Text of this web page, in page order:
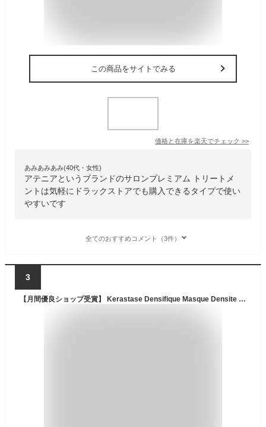
この商品をサイトでみる
価格と在庫を楽天でチェック >>
あみあみあみ(40代・女性)
アテニアというブランドのサロンプレミアム トリートメ
ントは気軽にドラックストアでも購入できるタイプで使い
やすいです
全てのおすすめコメント（3件）
3
【月間優良ショップ受賞】 Kerastase Densifique Masque Densite Replenishing Masque (Hair Visibly Lacking Density) ケラスターゼ デンシフィク マスク DS スカルプ・ヘアトリートメント ( 送料無料 海外通販